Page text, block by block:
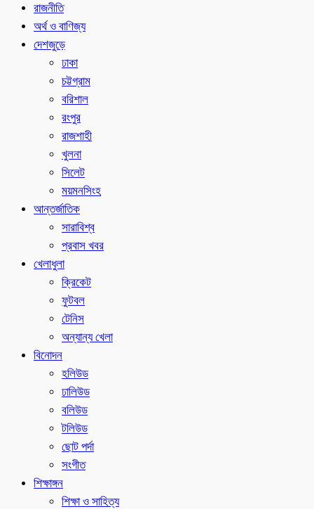
রাজনীতি
অর্থ ও বাণিজ্য
দেশজুড়ে
ঢাকা
চট্টগ্রাম
বরিশাল
রংপুর
রাজশাহী
খুলনা
সিলেট
ময়মনসিংহ
আন্তর্জাতিক
সারাবিশ্ব
প্রবাস খবর
খেলাধুলা
ক্রিকেট
ফুটবল
টেনিস
অন্যান্য খেলা
বিনোদন
হলিউড
ঢালিউড
বলিউড
টলিউড
ছোট পর্দা
সংগীত
শিক্ষাঙ্গন
শিক্ষা ও সাহিত্য